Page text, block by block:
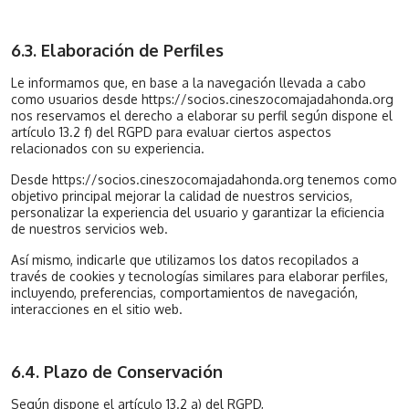
6.3. Elaboración de Perfiles
Le informamos que, en base a la navegación llevada a cabo
como usuarios desde https://socios.cineszocomajadahonda.org
nos reservamos el derecho a elaborar su perfil según dispone el
artículo 13.2 f) del RGPD para evaluar ciertos aspectos
relacionados con su experiencia.
Desde https://socios.cineszocomajadahonda.org tenemos como
objetivo principal mejorar la calidad de nuestros servicios,
personalizar la experiencia del usuario y garantizar la eficiencia
de nuestros servicios web.
Así mismo, indicarle que utilizamos los datos recopilados a
través de cookies y tecnologías similares para elaborar perfiles,
incluyendo, preferencias, comportamientos de navegación,
interacciones en el sitio web.
6.4. Plazo de Conservación
Según dispone el artículo 13.2 a) del RGPD,